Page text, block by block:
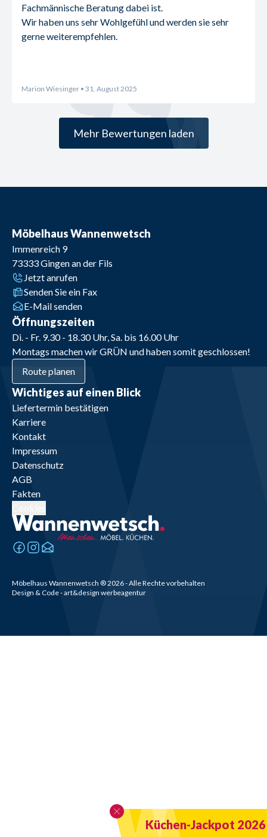
Küchen-Jackpot 2026
Fachmännische Beratung dabei ist.
Wir haben uns sehr Wohlgefühl und werden sie sehr
gerne weiterempfehlen.
Marion Wiesinger • 31. August 2025
Mehr Bewertungen laden
Möbelhaus Wannenwetsch
Immenreich 9
73333Gingen an der Fils
Jetzt anrufen
Senden Sie ein Fax
E-Mail senden
Öffnungszeiten
Di. - Fr. 9.30 - 18.30 Uhr, Sa. bis 16.00 Uhr
Montags machen wir GRÜN und haben somit geschlossen!
Route planen
Wichtiges auf einen Blick
Liefertermin bestätigen
Karriere
Kontakt
Impressum
Datenschutz
AGB
Fakten
Möbelhaus Wannenwetsch ®2026- Alle Rechte vorbehalten
Design & Code - art&design werbeagentur